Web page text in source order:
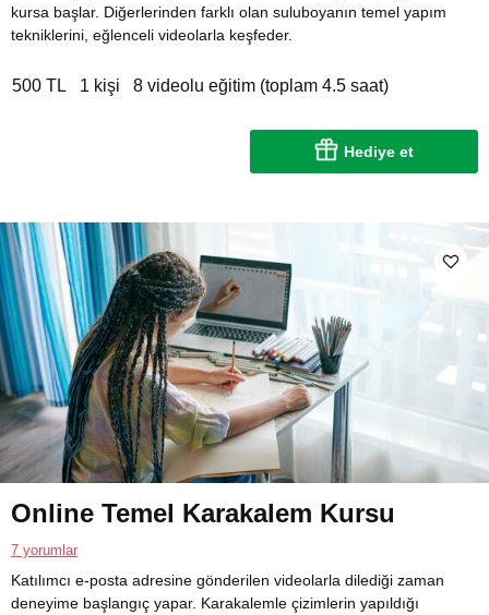
kursa başlar. Diğerlerinden farklı olan suluboyanın temel yapım
tekniklerini, eğlenceli videolarla keşfeder.
500 TL 1 kişi 8 videolu eğitim (toplam 4.5 saat)
Hediye et
Online Temel Karakalem Kursu
7 yorumlar
Katılımcı e-posta adresine gönderilen videolarla dilediği zaman
deneyime başlangıç yapar. Karakalemle çizimlerin yapıldığı